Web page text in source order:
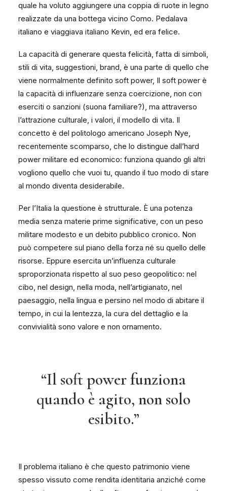
quale ha voluto aggiungere una coppia di ruote in legno
realizzate da una bottega vicino Como. Pedalava
italiano e viaggiava italiano Kevin, ed era felice.
La capacità di generare questa felicità, fatta di simboli,
stili di vita, suggestioni, brand, è una parte di quello che
viene normalmente definito soft power, Il soft power è
la capacità di influenzare senza coercizione, non con
eserciti o sanzioni (suona familiare?), ma attraverso
l’attrazione culturale, i valori, il modello di vita. Il
concetto è del politologo americano Joseph Nye,
recentemente scomparso, che lo distingue dall’hard
power militare ed economico: funziona quando gli altri
vogliono quello che vuoi tu, quando il tuo modo di stare
al mondo diventa desiderabile.
Per l’Italia la questione è strutturale. È una potenza
media senza materie prime significative, con un peso
militare modesto e un debito pubblico cronico. Non
può competere sul piano della forza né su quello delle
risorse. Eppure esercita un’influenza culturale
sproporzionata rispetto al suo peso geopolitico: nel
cibo, nel design, nella moda, nell’artigianato, nel
paesaggio, nella lingua e persino nel modo di abitare il
tempo, in cui la lentezza, la cura del dettaglio e la
convivialità sono valore e non ornamento.
“Il soft power funziona
quando è agito, non solo
esibito.”
Il problema italiano è che questo patrimonio viene
spesso vissuto come rendita identitaria anziché come